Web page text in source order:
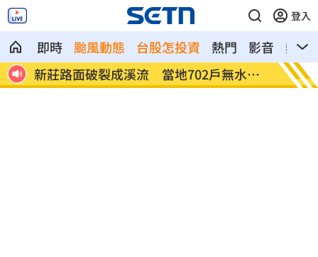
登入
即時 颱風動態 台股怎投資 熱門 影音
熱搜
10
新莊路面破裂成溪流 當地702戶無水可
用
台中
體